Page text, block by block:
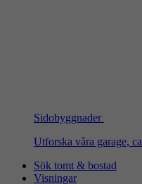
Sidobyggnader
Utforska våra garage,
Sök tomt & bostad
Visningar